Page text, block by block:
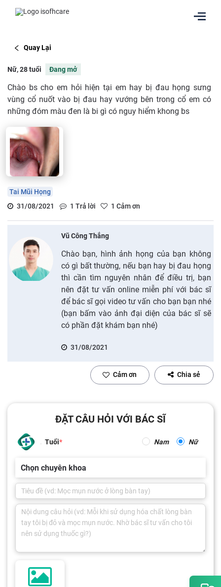
Quay Lại
Nữ, 28 tuổi Đang mở
Chào bs cho em hỏi hiện tại em hay bị đau họng sưng
vùng cổ nuốt vào bị đau hay vướng bên trong cổ em có
những đóm màu đen là bi gì có nguy hiểm khong bs
Tai Mũi Họng
31/08/2021
1 Trả lời 1 Cảm ơn
Vũ Công Thắng
Chào bạn, hình ảnh họng của bạn không
có gì bất thường, nếu bạn hay bị đau họng
thì cần tìm nguyên nhân để điều trị, bạn
nên đặt tư vấn online miễn phí với bác sĩ
để bác sĩ gọi video tư vấn cho bạn bạn nhé
(bạn bấm vào ảnh đại diện của bác sĩ sẽ
có phần đặt khám bạn nhé)
31/08/2021
Cảm ơn Chia sẻ
ĐẶT CÂU HỎI VỚI BÁC SĨ
Tuổi Nam Nữ
Chọn chuyên khoa